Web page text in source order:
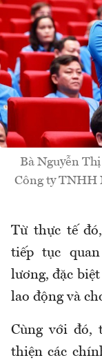
Bà Nguyễn
Công ty TNHH
Từ thực tế
tiếp tục
lương, đặc
lao động và
Cùng với đó,
thiện các